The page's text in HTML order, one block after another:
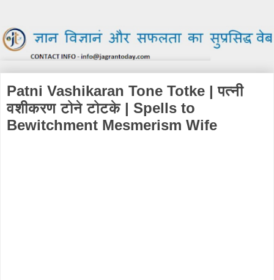
Patni Vashikaran Tone Totke | पत्नी
वशीकरण टोने टोटके | Spells to
Bewitchment Mesmerism Wife